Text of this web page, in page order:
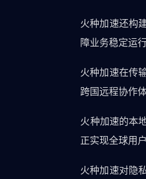
火种加速还构
障业务稳定运行
火种加速在传
跨国远程协作体
火种加速的本
正实现全球用
火种加速对隐